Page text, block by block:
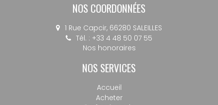
NOS COORDONNÉES
1 Rue Capcir, 66280 SALEILLES
Tél. : +33 4 48 50 07 55
Nos honoraires
NOS SERVICES
Accueil
Acheter